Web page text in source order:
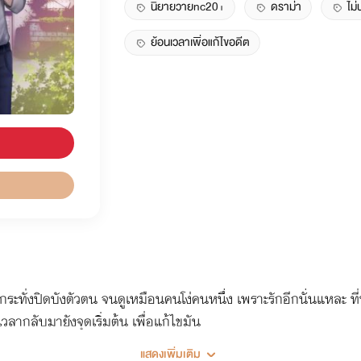
นิยายวายnc20+ ดราม่า
ไ
ย้อนเวลาเพิ่อแก้ไขอดีต
ระทั่งปิดบังตัวตน จนดูเหมือนคนโง่คนหนึ่ง เพราะรักอีกนั่นแหละ
ลากลับมายังจุดเริ่มต้น เพื่อแก้ไขมัน
แสดงเพิ่มเติม